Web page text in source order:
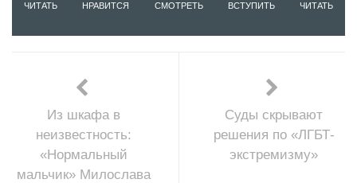
ЧИТАТЬ НРАВИТСЯ СМОТРЕТЬ ВСТУПИТЬ ЧИТАТЬ
Из шкафа в
неизвестность:
«Нормальный
мальчик» Милослава
Суды скрывают
решения по «ЛГБТ-
экстремизму»